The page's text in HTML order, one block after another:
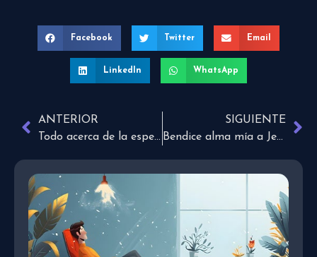
Facebook Twitter Email
LinkedIn WhatsApp
ANTERIOR
Todo acerca de la esperanza
SIGUIENTE
Bendice alma mía a Jehová